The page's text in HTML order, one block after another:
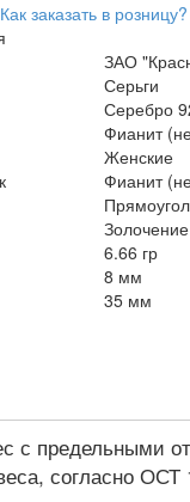
Как заказать в розницу?
ЗАО
Серьги
Серебро
Фианит
Женские
Фианит
Золочение
6.66 гр
8 мм
35 мм
с предельными
согласно ОСТ